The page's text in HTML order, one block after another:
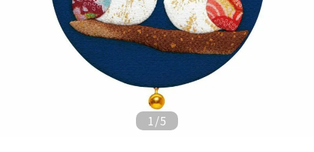
ジャンルで選ぶ
レビューを見る
1/5